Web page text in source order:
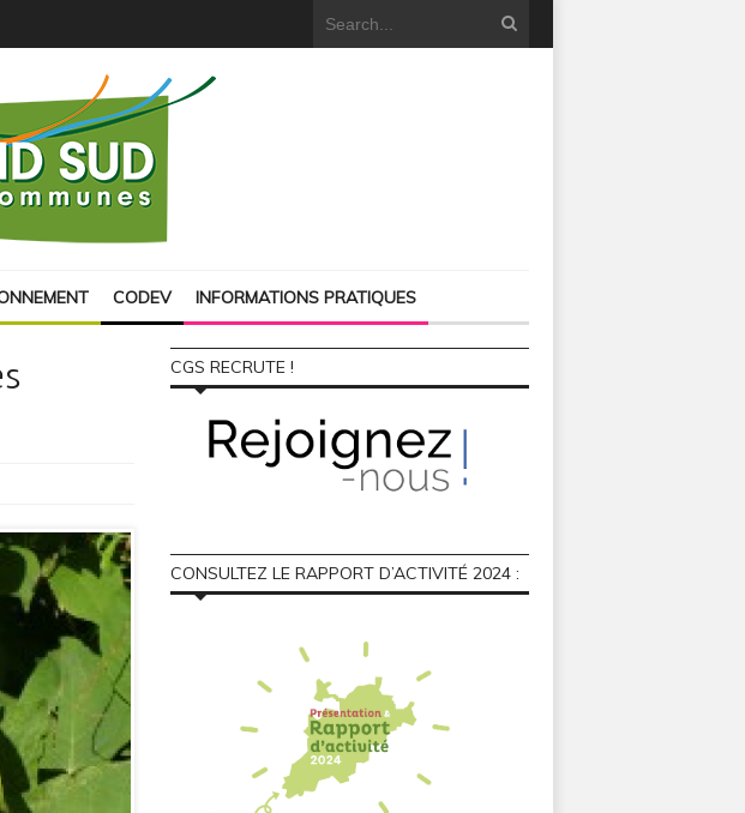
CODEV INFORMATIONS PRATIQUES
CGS RECRUTE !
CONSULTEZ LE RAPPORT D’ACTIVITÉ 2024 :